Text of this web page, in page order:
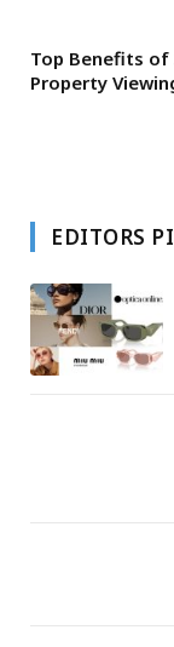
Top Benefits
Property
EDITORS